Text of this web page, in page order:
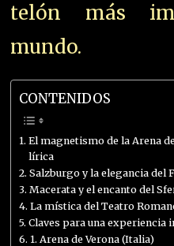
telón más
mundo.
CONTENIDOS
El magnetismo de la Arena
lírica
Salzburgo y la elegancia del
Macerata y el encanto del
La mística del Teatro
Claves para una experiencia
1. Arena de Verona (Italia)